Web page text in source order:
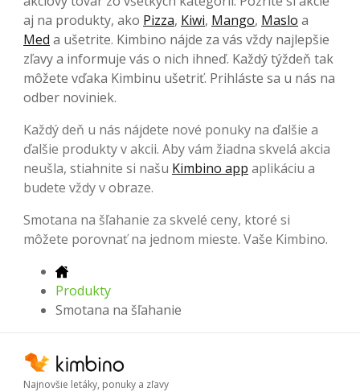
aj na produkty, ako Pizza, Kiwi, Mango, Maslo a
Med a ušetrite. Kimbino nájde za vás vždy najlepšie
zľavy a informuje vás o nich ihneď. Každý týždeň tak
môžete vďaka Kimbinu ušetriť. Prihláste sa u nás na
odber noviniek.
Každý deň u nás nájdete nové ponuky na ďalšie a
ďalšie produkty v akcii. Aby vám žiadna skvelá akcia
neušla, stiahnite si našu Kimbino app aplikáciu a
budete vždy v obraze.
Smotana na šľahanie za skvelé ceny, ktoré si
môžete porovnať na jednom mieste. Vaše Kimbino.
Produkty
Smotana na šľahanie
Najnovšie letáky, ponuky a zľavy